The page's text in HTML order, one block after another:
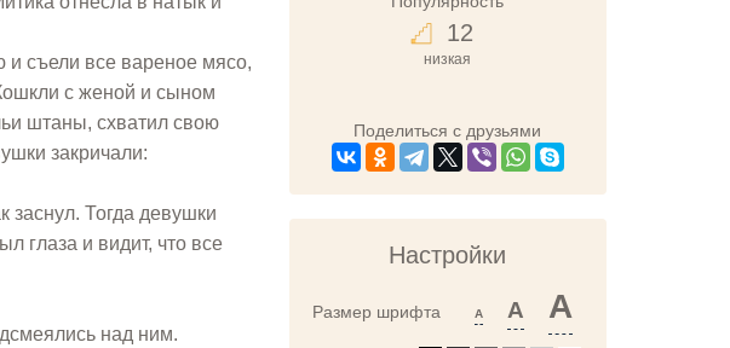
съели все вареное мясо,
с женой и сыном
штаны, схватил свою
закричали:
заснул. Тогда девушки
глаза и видит, что все
над ним.
12
низкая
Поделиться с друзьями
Настройки
Размер шрифта A A A